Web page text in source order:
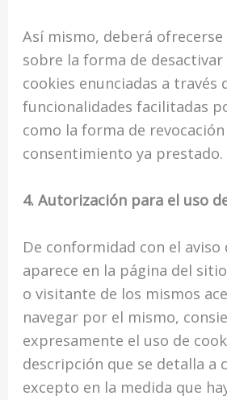
Así mismo, deberá
sobre la forma de
cookies enunciadas a través
funcionalidades facilitadas
como la forma de
consentimiento ya prestado.
4. Autorización para el uso
De conformidad con el aviso
aparece en la página del
o visitante de los mismos
navegar por el mismo,
expresamente el uso de
descripción que se detalla a
excepto en la medida que